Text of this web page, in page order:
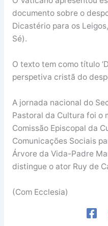
documento sobre o
Dicastério para os
Sé).
O texto tem como título
perspetiva cristã do
A jornada nacional do
Pastoral da Cultura foi o
Comissão Episcopal da
Comunicações Sociais
Árvore da Vida-Padre
distingue o ator Ruy de
(Com Ecclesia)